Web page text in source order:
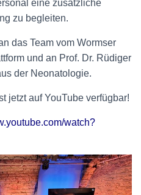
eine zusätzliche
zu begleiten.
das Team vom Wormser
und an Prof. Dr. Rüdiger
der Neonatologie.
jetzt auf YouTube verfügbar!
watch?